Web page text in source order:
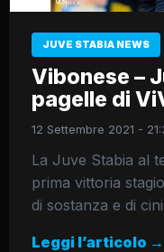
JUVE STABIA NEWS
Vibonese –
pagelle di
12 Settembre 2021 -
La Juve Stabia al
prima vittoria
di sostanza e di
Leggi l’articolo →